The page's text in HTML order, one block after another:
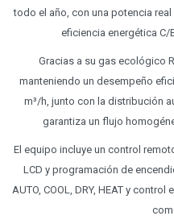
todo el año, con una potencia real
eficiencia energética
Gracias a su gas ecológico
manteniendo un desempeño
m³/h, junto con la distribución
garantiza un flujo
El equipo incluye un control
LCD y programación de
AUTO, COOL, DRY, HEAT y